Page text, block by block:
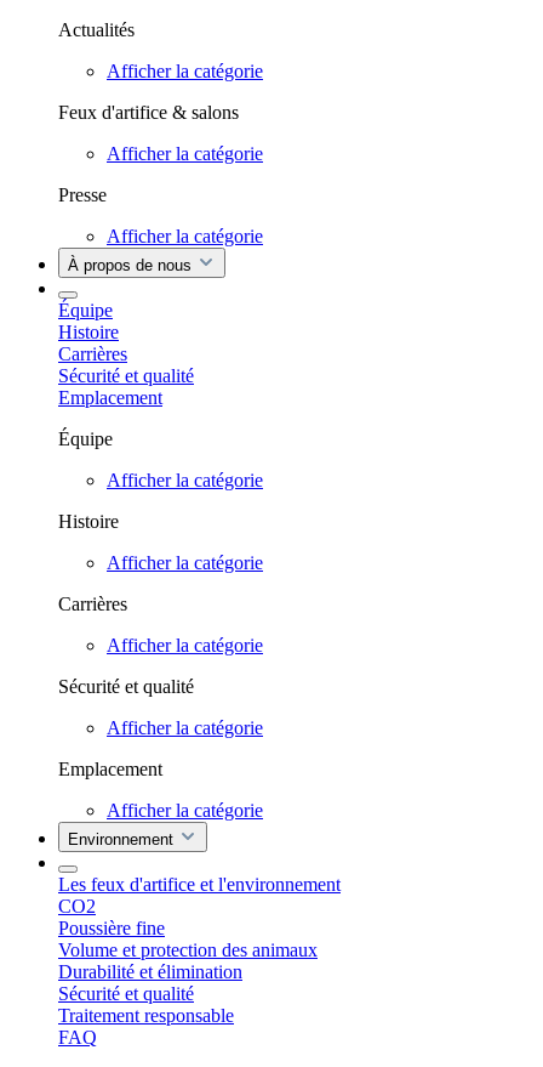
Actualités
Afficher la catégorie
Feux d'artifice & salons
Afficher la catégorie
Presse
Afficher la catégorie
À propos de nous
Équipe
Histoire
Carrières
Sécurité et qualité
Emplacement
Équipe
Afficher la catégorie
Histoire
Afficher la catégorie
Carrières
Afficher la catégorie
Sécurité et qualité
Afficher la catégorie
Emplacement
Afficher la catégorie
Environnement
Les feux d'artifice et l'environnement
CO2
Poussière fine
Volume et protection des animaux
Durabilité et élimination
Sécurité et qualité
Traitement responsable
FAQ